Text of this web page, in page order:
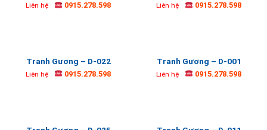
Liên hệ 0915.278.598 Liên hệ 0915.278.598
Tranh Gương – D-022
Liên hệ 0915.278.598
Tranh Gương – D-001
Liên hệ 0915.278.598